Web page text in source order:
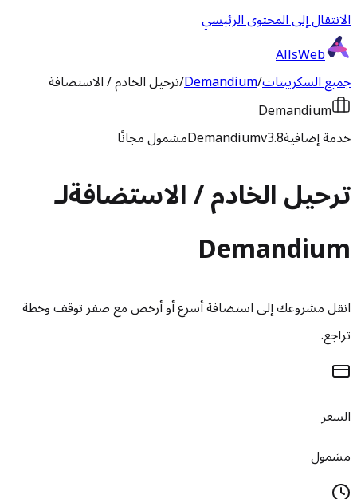
الانتقال إلى المحتوى الرئيسي
AllsWeb
جميع السكريبتات/
Demandium
/ترحيل الخادم / الاستضافة
Demandium
خدمة إضافية
Demandiumv3.8 مشمول مجانًا
ترحيل الخادم / الاستضافةلـ
Demandium
انقل مشروعك إلى استضافة أسرع أو أرخص مع صفر توقف وخطة
تراجع.
السعر
مشمول